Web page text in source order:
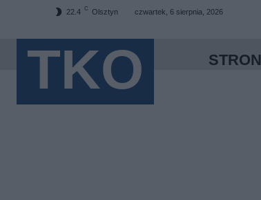
22.4 C Olsztyn czwartek, 6 sierpnia, 2026
TKO